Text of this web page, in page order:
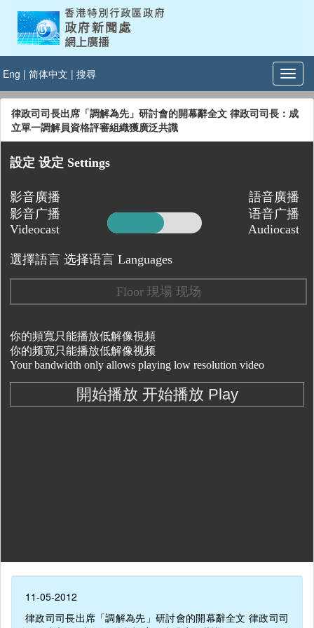
Eng | 简体中文 | 搜尋
律政司司長出席「調解為先」研討會的開幕辭全文 律政司司長：成
立單一調解員資格評審組織獲廣泛共識
11-05-2012
律政司司長出席「調解為先」研討會的開幕辭全文 律政司司